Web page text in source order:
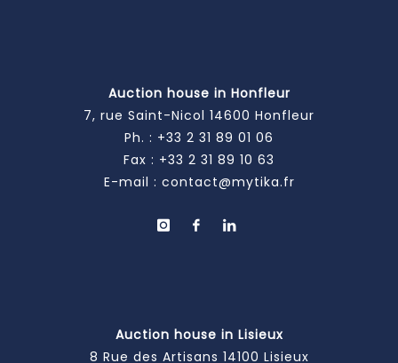
Auction house in Honfleur
7, rue Saint-Nicol 14600 Honfleur
Ph. : +33 2 31 89 01 06
Fax : +33 2 31 89 10 63
E-mail : contact@mytika.fr
Auction house in Lisieux
8 Rue des Artisans 14100 Lisieux